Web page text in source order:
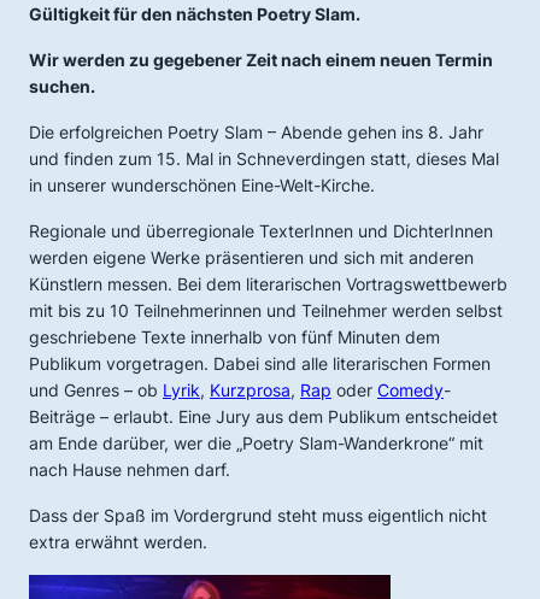
Gültigkeit für den nächsten Poetry Slam.
Wir werden zu gegebener Zeit nach einem neuen Termin
suchen.
Die erfolgreichen Poetry Slam – Abende gehen ins 8. Jahr
und finden zum 15. Mal in Schneverdingen statt, dieses Mal
in unserer wunderschönen Eine-Welt-Kirche.
Regionale und überregionale TexterInnen und DichterInnen
werden eigene Werke präsentieren und sich mit anderen
Künstlern messen. Bei dem literarischen Vortragswettbewerb
mit bis zu 10 Teilnehmerinnen und Teilnehmer werden selbst
geschriebene Texte innerhalb von fünf Minuten dem
Publikum vorgetragen. Dabei sind alle literarischen Formen
und Genres – ob Lyrik, Kurzprosa, Rap oder Comedy-
Beiträge – erlaubt. Eine Jury aus dem Publikum entscheidet
am Ende darüber, wer die „Poetry Slam-Wanderkrone“ mit
nach Hause nehmen darf.
Dass der Spaß im Vordergrund steht muss eigentlich nicht
extra erwähnt werden.